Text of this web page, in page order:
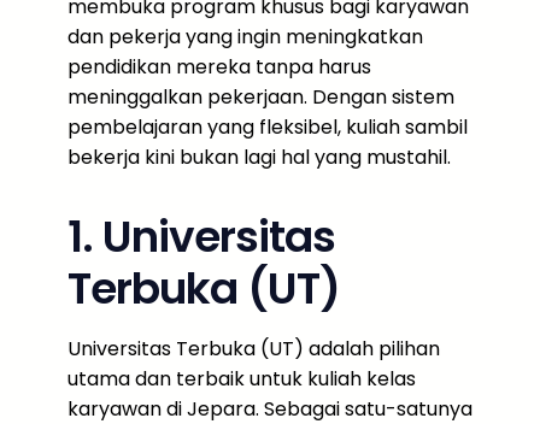
membuka program khusus bagi karyawan
dan pekerja yang ingin meningkatkan
pendidikan mereka tanpa harus
meninggalkan pekerjaan. Dengan sistem
pembelajaran yang fleksibel, kuliah sambil
bekerja kini bukan lagi hal yang mustahil.
1. Universitas
Terbuka (UT)
Universitas Terbuka (UT) adalah pilihan
utama dan terbaik untuk kuliah kelas
karyawan di Jepara. Sebagai satu-satunya